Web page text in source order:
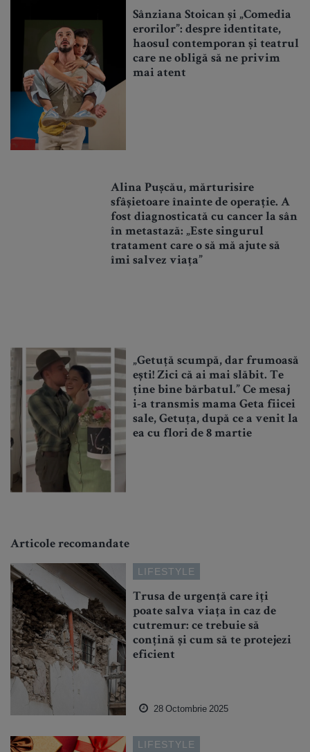
Sânziana Stoican și „Comedia
erorilor”: despre identitate,
haosul contemporan și teatrul
care ne obligă să ne privim
mai atent
Alina Pușcău, mărturisire
sfâșietoare înainte de operație. A
fost diagnosticată cu cancer la sân
în metastază: „Este singurul
tratament care o să mă ajute să
îmi salvez viața”
„Getuță scumpă, dar frumoasă
ești! Zici că ai mai slăbit. Te
ține bine bărbatul.” Ce mesaj
i-a transmis mama Geta fiicei
sale, Getuța, după ce a venit la
ea cu flori de 8 martie
Articole recomandate
LIFESTYLE
Trusa de urgență care îți
poate salva viața în caz de
cutremur: ce trebuie să
conțină și cum să te protejezi
eficient
28 Octombrie 2025
LIFESTYLE